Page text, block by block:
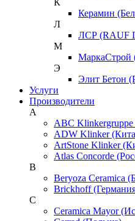
К
Керамин
Л
ЛСР (RAUF
М
МаркаСтрой
Э
Элит Бетон
Услуги
Производители
A
ABC Klinkergruppe
ADW Klinker
ArtStone Klinker
Atlas Concorde
B
Beryoza Ceramica
Brickhoff
C
Ceramica Mayor